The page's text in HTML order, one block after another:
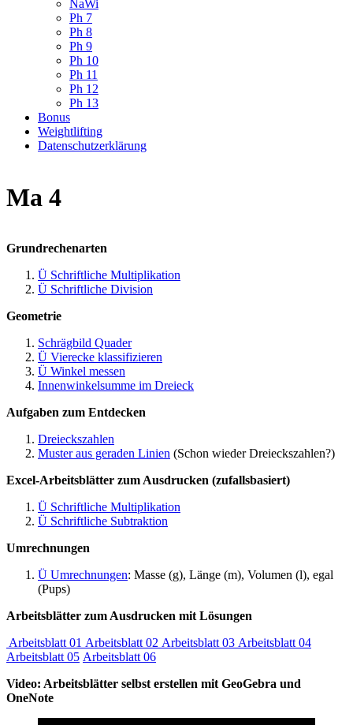
NaWi
Ph 7
Ph 8
Ph 9
Ph 10
Ph 11
Ph 12
Ph 13
Bonus
Weightlifting
Datenschutzerklärung
Ma 4
Grundrechenarten
Ü Schriftliche Multiplikation
Ü Schriftliche Division
Geometrie
Schrägbild Quader
Ü Vierecke klassifizieren
Ü Winkel messen
Innenwinkelsumme im Dreieck
Aufgaben zum Entdecken
Dreieckszahlen
Muster aus geraden Linien (Schon wieder Dreieckszahlen?)
Excel-Arbeitsblätter zum Ausdrucken (zufallsbasiert)
Ü Schriftliche Multiplikation
Ü Schriftliche Subtraktion
Umrechnungen
Ü Umrechnungen: Masse (g), Länge (m), Volumen (l), egal
(Pups)
Arbeitsblätter zum Ausdrucken mit Lösungen
Arbeitsblatt 01 Arbeitsblatt 02 Arbeitsblatt 03 Arbeitsblatt 04
Arbeitsblatt 05 Arbeitsblatt 06
Video: Arbeitsblätter selbst erstellen mit GeoGebra und
OneNote